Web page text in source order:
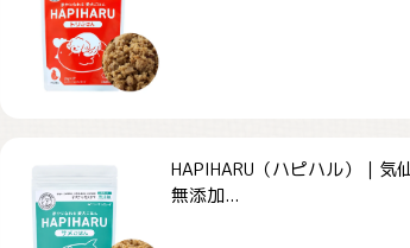
HAPIHARU（ハピハル）｜気
無添加...